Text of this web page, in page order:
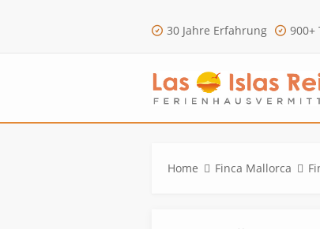
30 Jahre Erfahrung 900+
Home Finca Mallorca